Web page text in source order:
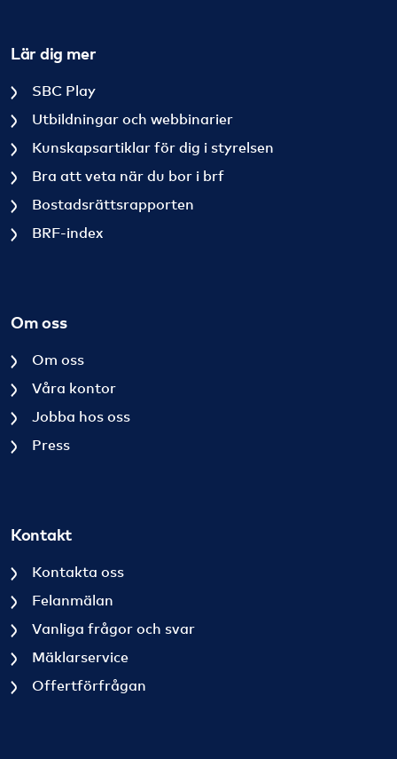
Lär dig mer
SBC Play
Utbildningar och webbinarier
Kunskapsartiklar för dig i styrelsen
Bra att veta när du bor i brf
Bostadsrättsrapporten
BRF-index
Om oss
Om oss
Våra kontor
Jobba hos oss
Press
Kontakt
Kontakta oss
Felanmälan
Vanliga frågor och svar
Mäklarservice
Offertförfrågan